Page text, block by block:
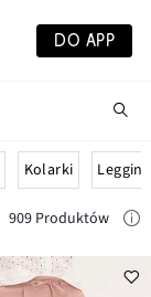
DO APP
Kolarki
909 Produktów